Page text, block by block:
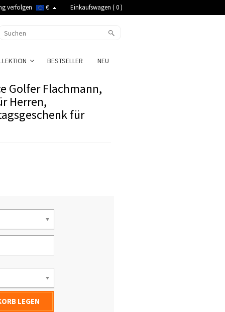
verfolgen € Einkaufswagen (0)
BESTSELLER NEU
Golfer Flachmann,
Herren,
für
LEGEN